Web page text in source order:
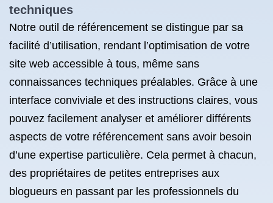
techniques
Notre outil de référencement se distingue par sa
facilité d’utilisation, rendant l’optimisation de votre
site web accessible à tous, même sans
connaissances techniques préalables. Grâce à une
interface conviviale et des instructions claires, vous
pouvez facilement analyser et améliorer différents
aspects de votre référencement sans avoir besoin
d’une expertise particulière. Cela permet à chacun,
des propriétaires de petites entreprises aux
blogueurs en passant par les professionnels du